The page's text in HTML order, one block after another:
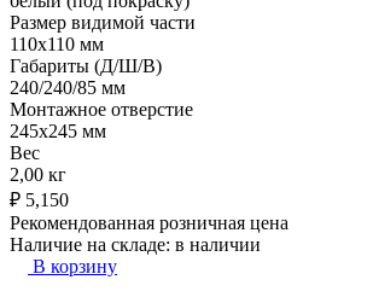
Размер видимой части
110х110 мм
Габариты (Д/Ш/В)
240/240/85 мм
Монтажное отверстие
245x245 мм
Вес
2,00 кг
₽ 5,150
Рекомендованная розничная цена
Наличие на складе: в наличии
В корзину